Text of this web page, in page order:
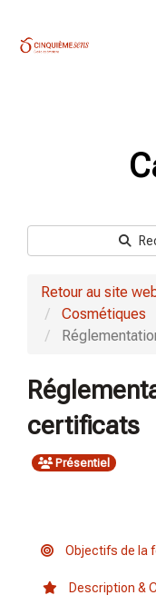
Retour au site
Cosmétiques
certificats
Présentiel
Objectifs de la
Description &